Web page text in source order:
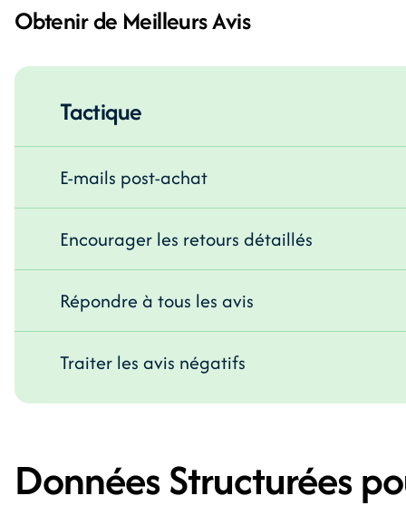
Obtenir de Meilleurs Avis
Tactique
E-mails post-achat
Encourager les retours détaillés
Répondre à tous les avis
Traiter les avis négatifs
Données Structurées